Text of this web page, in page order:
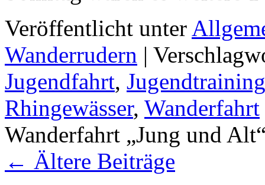
Veröffentlicht unter
Wanderrudern |
Jugendfahrt, Jugendtraining
Rhingewässer, Wanderfahrt
Wanderfahrt „Jung und
← Ältere Beiträge